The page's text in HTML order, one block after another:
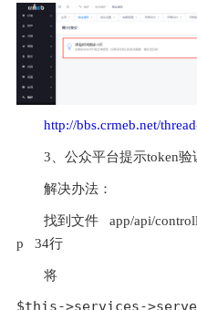
http://bbs.crmeb.net/
3、公众平台提示token验
解决办法：
找到文件   app/api/
p   34行
将
$this->services-